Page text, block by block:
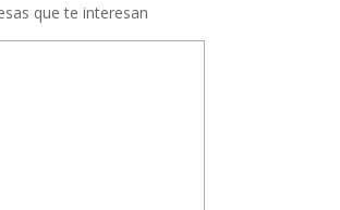
que te interesan